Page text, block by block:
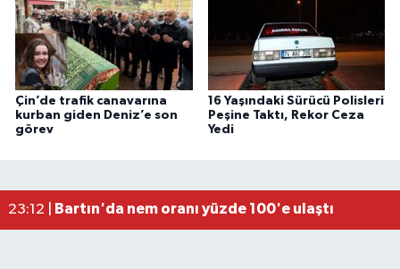
Çin’de trafik canavarına
kurban giden Deniz’e son
görev
16 Yaşındaki Sürücü Polisleri
Peşine Taktı, Rekor Ceza
Yedi
23:12 | Bartın'da nem oranı yüzde 100'e ulaştı
22:22 |Fındık üreticisinin beklediği haber: TMO fiyatı